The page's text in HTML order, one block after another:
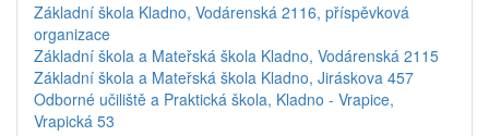
Základní škola Kladno, Vodárenská 2116, příspěvková
organizace
Základní škola a Mateřská škola Kladno, Vodárenská 2115
Základní škola a Mateřská škola Kladno, Jiráskova 457
Odborné učiliště a Praktická škola, Kladno - Vrapice,
Vrapická 53